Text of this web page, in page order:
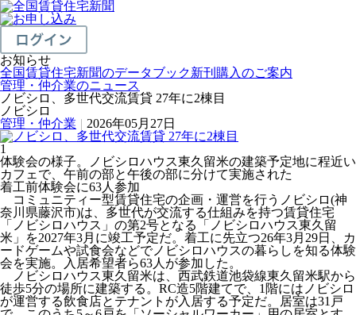
お知らせ
全国賃貸住宅新聞のデータブック新刊購入のご案内
管理・仲介業のニュース
ノビシロ、多世代交流賃貸 27年に2棟目
ノビシロ
管理・仲介業 | 2026年05月27日
1
体験会の様子。ノビシロハウス東久留米の建築予定地に程近い
カフェで、午前の部と午後の部に分けて実施された
着工前体験会に63人参加
コミュニティー型賃貸住宅の企画・運営を行うノビシロ(神
奈川県藤沢市)は、多世代が交流する仕組みを持つ賃貸住宅
「ノビシロハウス」の第2号となる「ノビシロハウス東久留
米」を2027年3月に竣工予定だ。着工に先立つ26年3月29日、カ
ードゲームや試食会などでノビシロハウスの暮らしを知る体験
会を実施。入居希望者ら63人が参加した。
ノビシロハウス東久留米は、西武鉄道池袋線東久留米駅から
徒歩5分の場所に建築する。RC造5階建てで、1階にはノビシロ
が運営する飲食店とテナントが入居する予定だ。居室は31戸